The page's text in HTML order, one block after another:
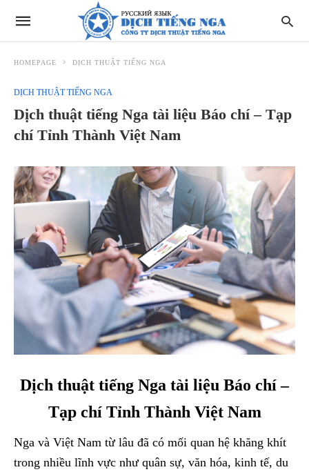
HOMEPAGE DỊCH THUẬT TIẾNG NGA
DỊCH THUẬT TIẾNG NGA
Dịch thuật tiếng Nga tài liệu Báo chí – Tạp
chí Tỉnh Thành Việt Nam
Dịch thuật tiếng Nga tài liệu Báo chí –
Tạp chí Tỉnh Thành Việt Nam
Nga và Việt Nam từ lâu đã có mối quan hệ khăng khít
trong nhiều lĩnh vực như quân sự, văn hóa, kinh tế, du